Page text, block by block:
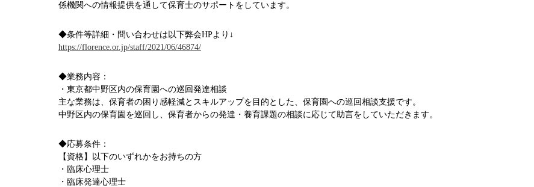
係機関への情報提供を通して保育士のサポートをしています。
◆条件等詳細・問い合わせは以下弊会HPより↓
https://florence.or.jp/staff/2021/06/46874/
◆業務内容：
・東京都中野区内の保育園への巡回発達相談
主な業務は、保育者の困り感軽減とスキルアップを目的とした、保育園への巡回相談支援です。
中野区内の保育園を巡回し、保育者からの発達・養育課題の相談に応じて助言をしていただきます。
◆応募条件：
【資格】以下のいずれかをお持ちの方
・臨床心理士
・臨床発達心理士